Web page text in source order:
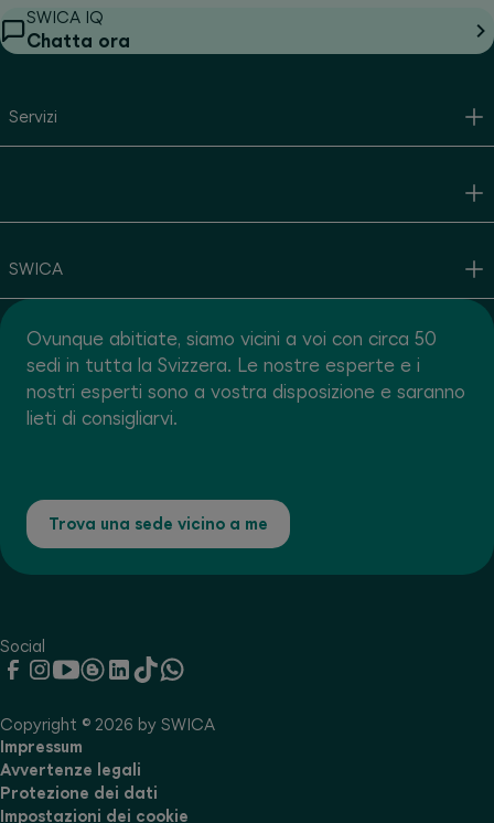
SWICA IQ
Chatta ora
Servizi
SWICA
Ovunque abitiate, siamo vicini a voi con circa 50
sedi in tutta la Svizzera. Le nostre esperte e i
nostri esperti sono a vostra disposizione e saranno
lieti di consigliarvi.
Trova una sede vicino a me
Social
Copyright © 2026 by SWICA
Impressum
Avvertenze legali
Protezione dei dati
Impostazioni dei cookie